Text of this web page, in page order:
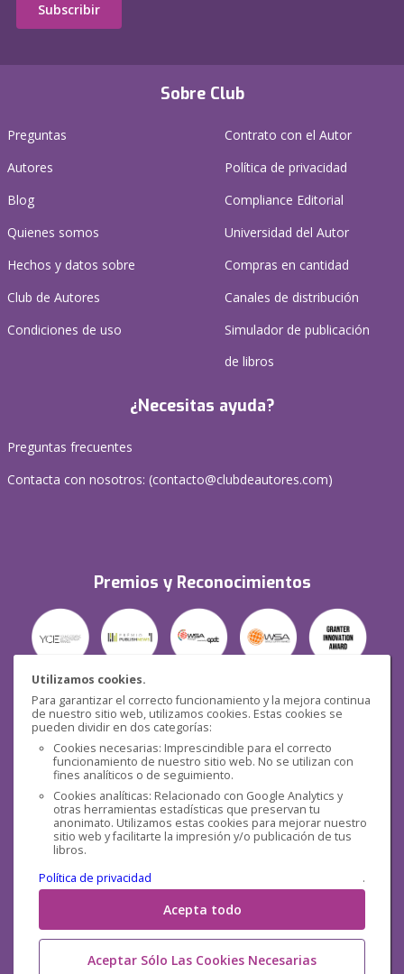
Utilizamos cookies.
Para garantizar el correcto funcionamiento y la mejora continua
de nuestro sitio web, utilizamos cookies. Estas cookies se
pueden dividir en dos categorías:
Cookies necesarias: Imprescindible para el correcto
funcionamiento de nuestro sitio web. No se utilizan con
fines analíticos o de seguimiento.
Cookies analíticas: Relacionado con Google Analytics y
otras herramientas estadísticas que preservan tu
anonimato. Utilizamos estas cookies para mejorar nuestro
sitio web y facilitarte la impresión y/o publicación de tus
libros.
Política de privacidad
.
Acepta todo
Aceptar Sólo Las Cookies Necesarias
Sobre Club
Preguntas
Autores
Blog
Quienes somos
Hechos y datos sobre
Club de Autores
Condiciones de uso
Contrato con el Autor
Política de privacidad
Compliance Editorial
Universidad del Autor
Compras en cantidad
Canales de distribución
Simulador de publicación
de libros
¿Necesitas ayuda?
Preguntas frecuentes
Contacta con nosotros: (contacto@clubdeautores.com)
Premios y Reconocimientos
Seguridad
Redes sociales
Subscribir